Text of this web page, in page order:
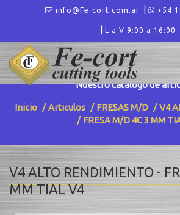
info@Fe-cort.com.ar +54
L a V 9:00 a 16:00
ARTICULOS - V4 ALTO
Nuestro catalogo de
Inicio Articulos FRESAS M/D
V4
FRESA M/D 4C 3 MM
V4 ALTO RENDIMIENTO -
MM TIAL V4